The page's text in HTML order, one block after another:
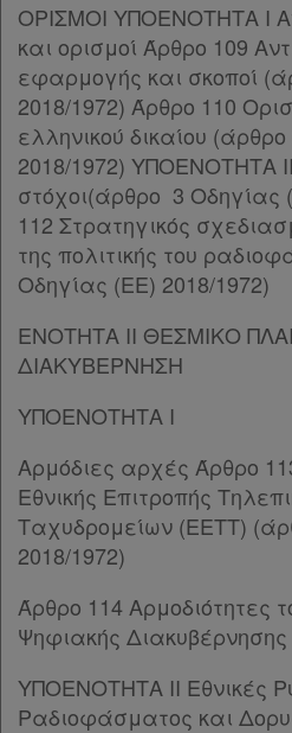
Άρθρο 60
Άρθρο 61
[-]
Παρ.1
Παρ.2
Παρ.3
Παρ.4
Άρθρο 62 [-]
Παρ.1
Παρ.2
Παρ.3
Παρ.4
Παρ.5
Παρ.1
Παρ.3
Παρ.4
Παρ.5
Παρ.7
Παρ.8
Παρ.9
Παρ.10
Άρθρο 64 [-]
ΟΡΙΣΜΟΙ ΥΠΟΕΝΟΤΗΤΑ I
και ορισμοί Άρθρο 109
εφαρμογής και σκοποί
2018/1972) Άρθρο 110
ελληνικού δικαίου
2018/1972) ΥΠΟΕΝΟΤΗΤΑ II
στόχοι(άρθρο 3 Οδηγίας
112 Στρατηγικός
της πολιτικής του
Οδηγίας (EE) 2018/1972)
ΕΝΟΤΗΤΑ ΙΙ ΘΕΣΜΙΚΟ
ΔΙΑΚΥΒΕΡΝΗΣΗ
ΥΠΟΕΝΟΤΗΤΑ I
Αρμόδιες αρχές Άρθρο
Εθνικής Επιτροπής
Ταχυδρομείων (ΕΕΤΤ)
2018/1972)
Άρθρο 114 Αρμοδιότητες
Ψηφιακής Διακυβέρνησης
ΥΠΟΕΝΟΤΗΤΑ IΙ Εθνικές
Ραδιοφάσματος και